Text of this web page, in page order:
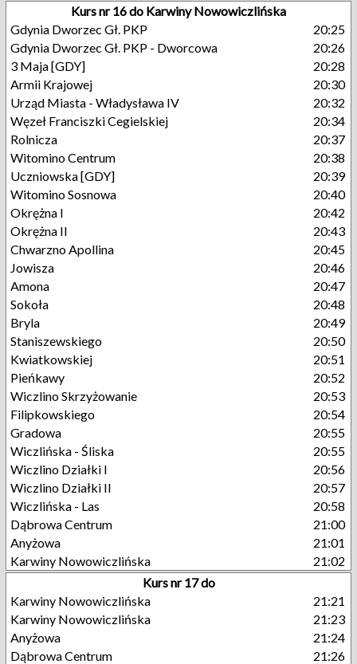
Kurs nr 16 do Karwiny Nowowiczlińska
Gdynia Dworzec Gł. PKP
20:25
Gdynia Dworzec Gł. PKP - Dworcowa
20:26
3 Maja [GDY]
20:28
Armii Krajowej
20:30
Urząd Miasta - Władysława IV
20:32
Węzeł Franciszki Cegielskiej
20:34
Rolnicza
20:37
Witomino Centrum
20:38
Uczniowska [GDY]
20:39
Witomino Sosnowa
20:40
Okrężna I
20:42
Okrężna II
20:43
Chwarzno Apollina
20:45
Jowisza
20:46
Amona
20:47
Sokoła
20:48
Bryla
20:49
Staniszewskiego
20:50
Kwiatkowskiej
20:51
Pieńkawy
20:52
Wiczlino Skrzyżowanie
20:53
Filipkowskiego
20:54
Gradowa
20:55
Wiczlińska - Śliska
20:55
Wiczlino Działki I
20:56
Wiczlino Działki II
20:57
Wiczlińska - Las
20:58
Dąbrowa Centrum
21:00
Anyżowa
21:01
Karwiny Nowowiczlińska
21:02
Kurs nr 17 do
Karwiny Nowowiczlińska
21:21
Karwiny Nowowiczlińska
21:23
Anyżowa
21:24
Dąbrowa Centrum
21:26